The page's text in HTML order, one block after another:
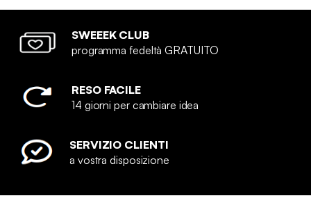
SWEEEK CLUB
programma fedeltà GRATUITO
RESO FACILE
14 giorni per cambiare idea
SERVIZIO CLIENTI
a vostra disposizione